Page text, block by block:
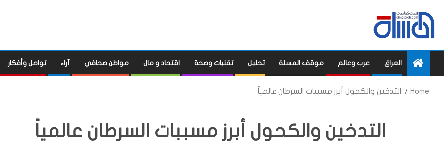
العراق عرب وعالم موقف المسلة تحليل تقنيات وصحة اقتصاد و مال مواطن صحافي آراء تواصل وأفكار
Home التدخين والكحول أبرز مسببات السرطان عالمياً
التدخين والكحول أبرز مسببات السرطان عالمياً